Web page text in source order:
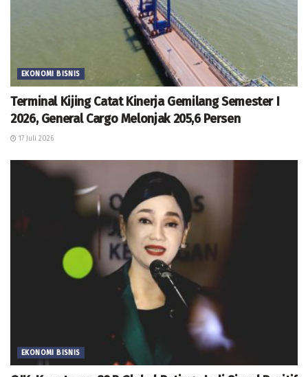
EKONOMI BISNIS
Terminal Kijing Catat Kinerja Gemilang Semester I
2026, General Cargo Melonjak 205,6 Persen
17 Juli 2026
EKONOMI BISNIS